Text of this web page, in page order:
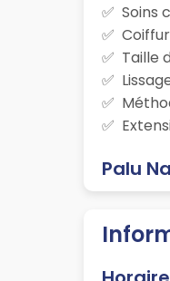
Soins
Taille
Palu